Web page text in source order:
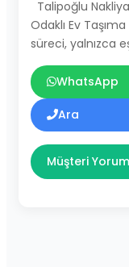
Talipoğlu
Odaklı Ev
süreci, yalnızca
WhatsApp
Ara
Müşteri